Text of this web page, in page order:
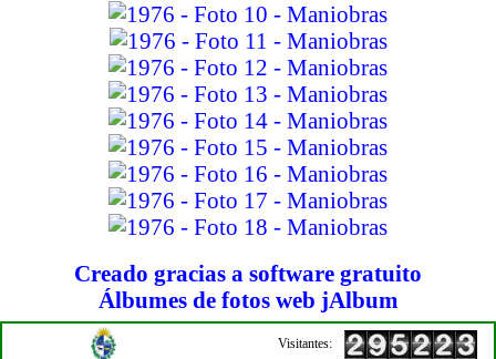
Creado gracias a software gratuito
Álbumes de fotos web jAlbum
Visitantes: